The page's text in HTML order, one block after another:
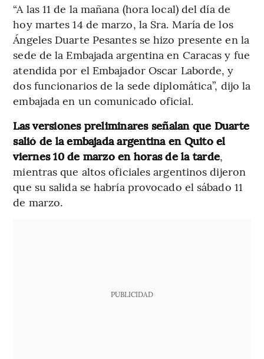
“A las 11 de la mañana (hora local) del día de
hoy martes 14 de marzo, la Sra. María de los
Ángeles Duarte Pesantes se hizo presente en la
sede de la Embajada argentina en Caracas y fue
atendida por el Embajador Oscar Laborde, y
dos funcionarios de la sede diplomática”, dijo la
embajada en un comunicado oficial.
Las versiones preliminares señalan que Duarte
salió de la embajada argentina en Quito el
viernes 10 de marzo en horas de la tarde,
mientras que altos oficiales argentinos dijeron
que su salida se habría provocado el sábado 11
de marzo.
PUBLICIDAD